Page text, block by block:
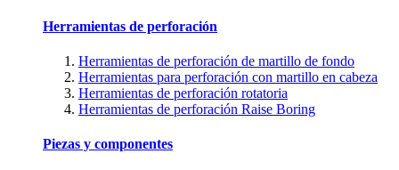
Herramientas de perforación
Herramientas de perforación de martillo de fondo
Herramientas para perforación con martillo en cabeza
Herramientas de perforación rotatoria
Herramientas de perforación Raise Boring
Piezas y componentes